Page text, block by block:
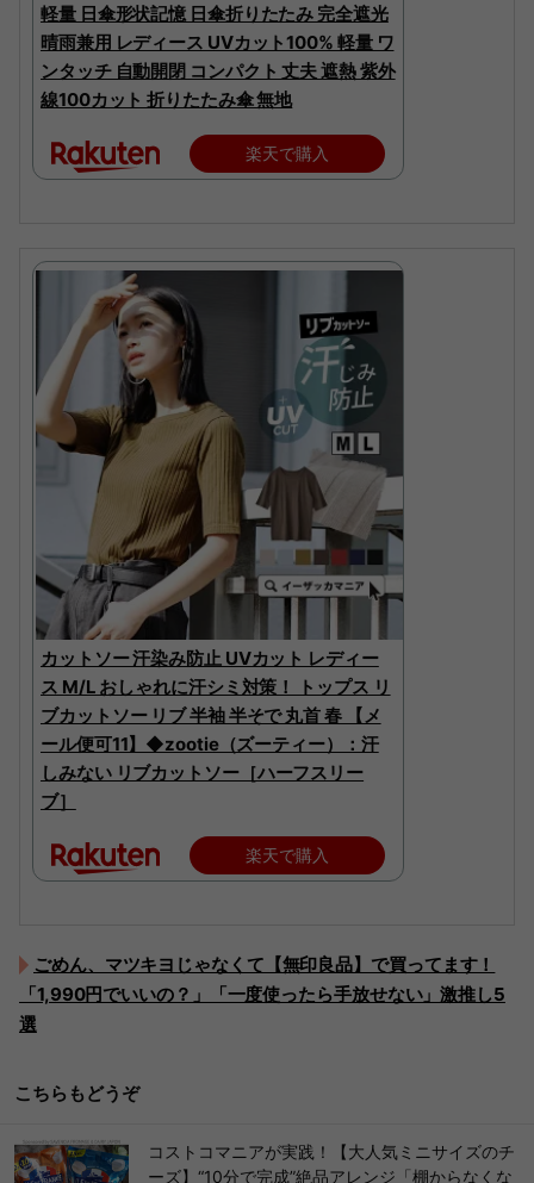
軽量 日傘形状記憶 日傘折りたたみ 完全遮光
晴雨兼用 レディース UVカット100% 軽量 ワ
ンタッチ 自動開閉 コンパクト 丈夫 遮熱 紫外
線100カット 折りたたみ傘 無地
楽天で購入
カットソー 汗染み防止 UVカット レディー
ス M/L おしゃれに汗シミ対策！ トップス リ
ブカットソー リブ 半袖 半そで 丸首 春 【メ
ール便可11】◆zootie（ズーティー）：汗
しみない リブカットソー［ハーフスリー
ブ］
楽天で購入
ごめん、マツキヨじゃなくて【無印良品】で買ってます！
「1,990円でいいの？」「一度使ったら手放せない」激推し5
選
こちらもどうぞ
コストコマニアが実践！【大人気ミニサイズのチ
ーズ】“10分で完成”絶品アレンジ「棚からなくな